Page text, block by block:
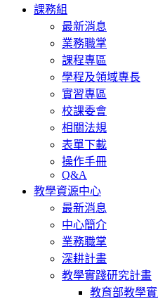
課務組
最新消息
業務職掌
課程專區
學程及領域專長
實習專區
校課委會
相關法規
表單下載
操作手冊
Q&A
教學資源中心
最新消息
中心簡介
業務職掌
深耕計畫
教學實踐研究計畫
教育部教學